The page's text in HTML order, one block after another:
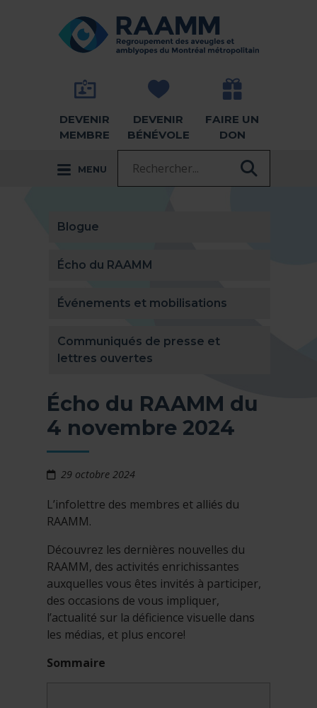
RETOUR À LA PAGE D'ACCUEIL -
DEVENIR
MEMBRE
DEVENIR
BÉNÉVOLE
FAIRE UN
DON
MENU
Blogue
Écho du RAAMM
Événements et mobilisations
Communiqués de presse et
lettres ouvertes
Écho du RAAMM du
4 novembre 2024
29 octobre 2024
L’infolettre des membres et alliés du
RAAMM.
Découvrez les dernières nouvelles du
RAAMM, des activités enrichissantes
auxquelles vous êtes invités à participer,
des occasions de vous impliquer,
l’actualité sur la déficience visuelle dans
les médias, et plus encore!
Sommaire